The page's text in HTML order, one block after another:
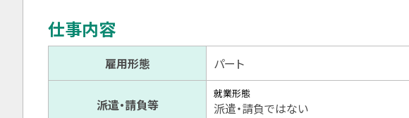
仕事内容
雇用形態 パート
派遣・請負等
就業形態
派遣・請負ではない